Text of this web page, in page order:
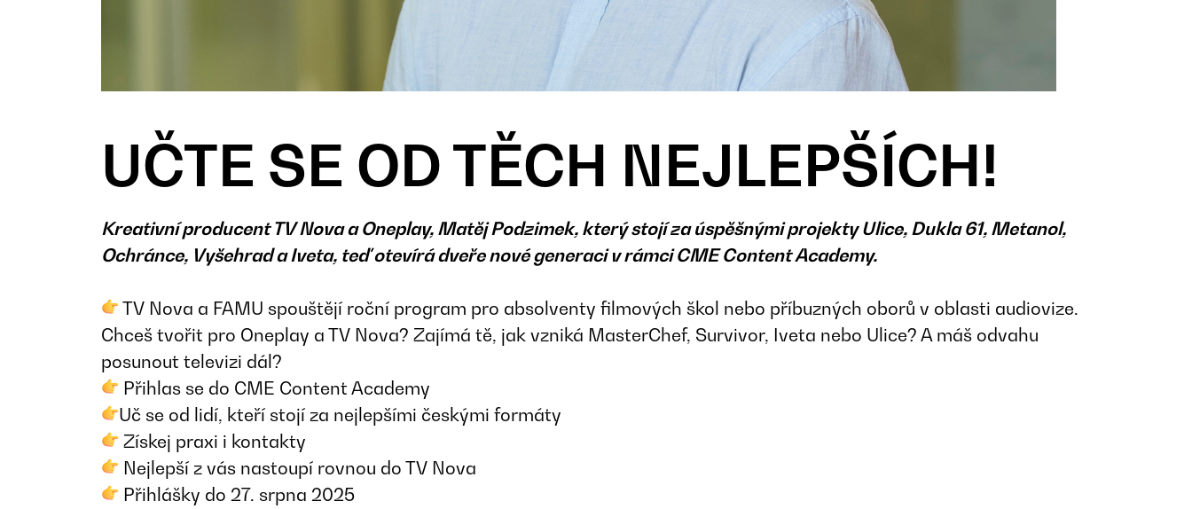
UČTE SE OD TĚCH NEJLEPŠÍCH!
Kreativní producent TV Nova a Oneplay, Matěj Podzimek, který stojí za úspěšnými projekty Ulice, Dukla 61, Metanol,
Ochránce, Vyšehrad a Iveta, teď otevírá dveře nové generaci v rámci CME Content Academy.
TV Nova a FAMU spouštějí roční program pro absolventy filmových škol nebo příbuzných oborů v oblasti audiovize.
Chceš tvořit pro Oneplay a TV Nova? Zajímá tě, jak vzniká MasterChef, Survivor, Iveta nebo Ulice? A máš odvahu
posunout televizi dál?
Přihlas se do CME Content Academy
Uč se od lidí, kteří stojí za nejlepšími českými formáty
Získej praxi i kontakty
Nejlepší z vás nastoupí rovnou do TV Nova
Přihlášky do 27. srpna 2025